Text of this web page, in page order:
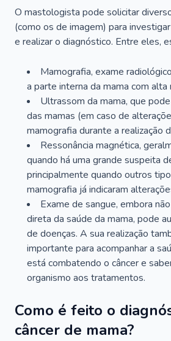
O mastologista pode solicitar
(como os de imagem) para
e realizar o diagnóstico. Entre eles,
Mamografia, exame
a parte interna da mama com alta
Ultrassom da mama, que
das mamas (em caso de
mamografia durante a realização
Ressonância magnética,
quando há uma grande suspeita
principalmente quando outros
mamografia já indicaram
Exame de sangue, embora
direta da saúde da mama, pode
de doenças. A sua realização
importante para acompanhar a
está combatendo o câncer e
organismo aos tratamentos.
Como é feito o
câncer de mama?